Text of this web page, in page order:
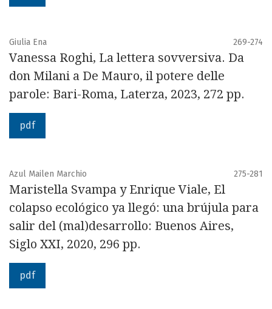
Giulia Ena 269-274
Vanessa Roghi, La lettera sovversiva. Da
don Milani a De Mauro, il potere delle
parole: Bari-Roma, Laterza, 2023, 272 pp.
pdf
Azul Mailen Marchio 275-281
Maristella Svampa y Enrique Viale, El
colapso ecológico ya llegó: una brújula para
salir del (mal)desarrollo: Buenos Aires,
Siglo XXI, 2020, 296 pp.
pdf